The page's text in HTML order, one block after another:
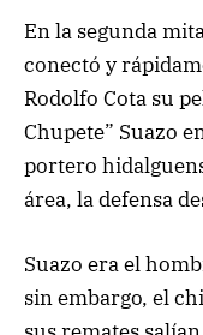
En la segunda
conectó y
Rodolfo Cota su
Chupete” Suazo
portero
área, la defensa
Suazo era el
sin embargo, el